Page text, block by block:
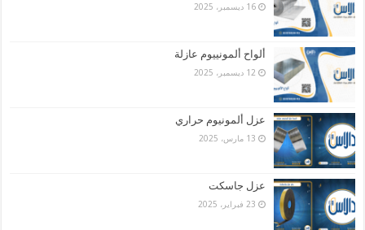
16 ديسمبر، 2025
ألواح ألمونييوم عازلة
12 ديسمبر، 2025
عزل ألمونيوم حراري
13 مارس، 2025
عزل جاسكت
23 فبراير، 2025